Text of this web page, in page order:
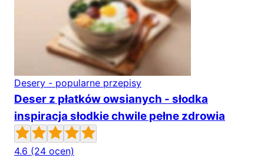
Desery - popularne przepisy
Deser z płatków owsianych - słodka
inspiracja słodkie chwile pełne zdrowia
4.6 (24 ocen)